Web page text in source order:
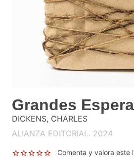
Grandes
DICKENS, CHARLES
ALIANZA EDITORIAL. 2024
Comenta y valora este